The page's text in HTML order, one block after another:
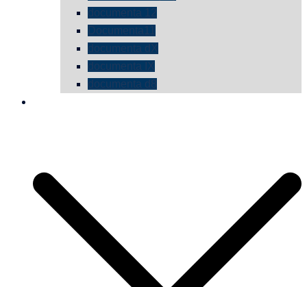
documenta 12
Documenta11
documenta dX
documenta IX
documenta d8